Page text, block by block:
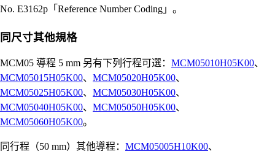
No. E3162p「Reference Number Coding」。
同尺寸其他規格
MCM05 導程 5 mm 另有下列行程可選： MCM05010H05K00、
MCM05015H05K00、 MCM05020H05K00、
MCM05025H05K00、 MCM05030H05K00、
MCM05040H05K00、 MCM05050H05K00、
MCM05060H05K00。
同行程（50 mm）其他導程： MCM05005H10K00、